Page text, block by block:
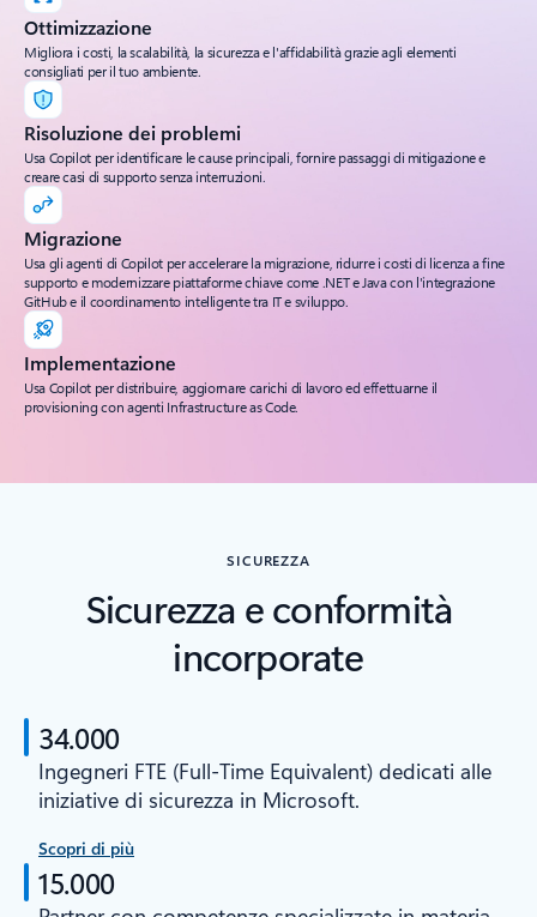
Ottimizzazione
Migliora i costi, la scalabilità, la sicurezza e l'affidabilità grazie agli elementi
consigliati per il tuo ambiente.
Risoluzione dei problemi
Usa Copilot per identificare le cause principali, fornire passaggi di mitigazione e
creare casi di supporto senza interruzioni.
Migrazione
Usa gli agenti di Copilot per accelerare la migrazione, ridurre i costi di licenza a fine
supporto e modernizzare piattaforme chiave come .NET e Java con l'integrazione
GitHub e il coordinamento intelligente tra IT e sviluppo.
Implementazione
Usa Copilot per distribuire, aggiornare carichi di lavoro ed effettuarne il
provisioning con agenti Infrastructure as Code.
SICUREZZA
Sicurezza e conformità
incorporate
34.000
Ingegneri FTE (Full-Time Equivalent) dedicati alle
iniziative di sicurezza in Microsoft.
Scopri di più
15.000